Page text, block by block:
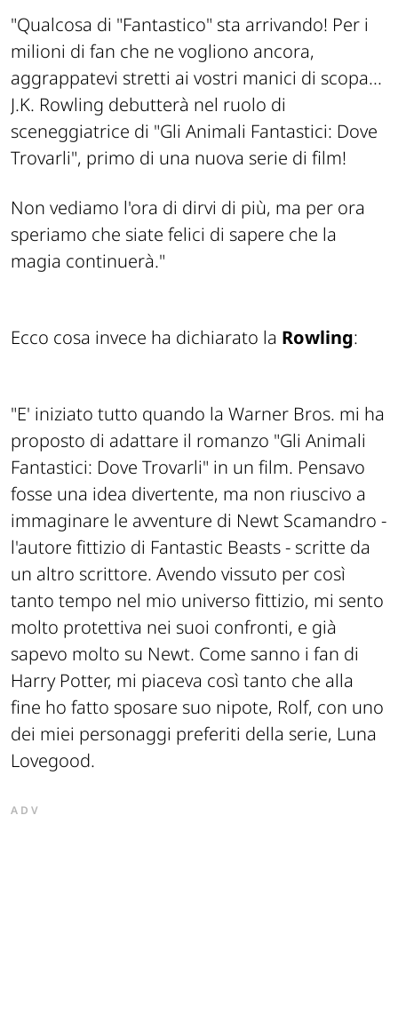
"Qualcosa di "Fantastico" sta arrivando! Per i
milioni di fan che ne vogliono ancora,
aggrappatevi stretti ai vostri manici di scopa...
J.K. Rowling debutterà nel ruolo di
sceneggiatrice di "Gli Animali Fantastici: Dove
Trovarli", primo di una nuova serie di film!
Non vediamo l'ora di dirvi di più, ma per ora
speriamo che siate felici di sapere che la
magia continuerà."
Ecco cosa invece ha dichiarato la Rowling:
"E' iniziato tutto quando la Warner Bros. mi ha
proposto di adattare il romanzo "Gli Animali
Fantastici: Dove Trovarli" in un film. Pensavo
fosse una idea divertente, ma non riuscivo a
immaginare le avventure di Newt Scamandro -
l'autore fittizio di Fantastic Beasts - scritte da
un altro scrittore. Avendo vissuto per così
tanto tempo nel mio universo fittizio, mi sento
molto protettiva nei suoi confronti, e già
sapevo molto su Newt. Come sanno i fan di
Harry Potter, mi piaceva così tanto che alla
fine ho fatto sposare suo nipote, Rolf, con uno
dei miei personaggi preferiti della serie, Luna
Lovegood.
ADV